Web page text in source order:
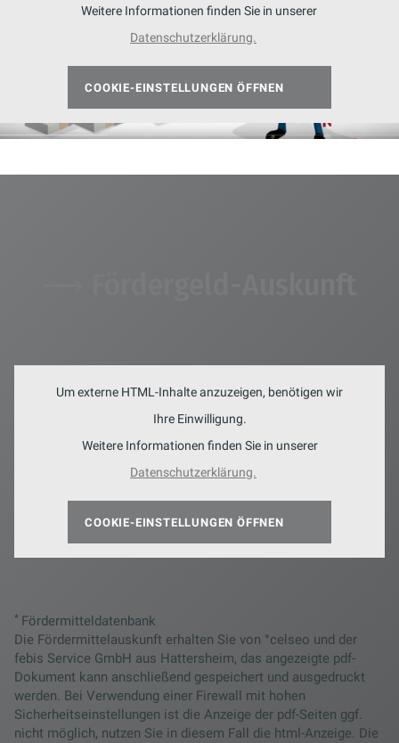
Weitere Informationen finden Sie in unserer
Datenschutzerklärung.
COOKIE-EINSTELLUNGEN ÖFFNEN
Um externe HTML-Inhalte anzuzeigen, benötigen wir
Ihre Einwilligung.
Weitere Informationen finden Sie in unserer
Datenschutzerklärung.
COOKIE-EINSTELLUNGEN ÖFFNEN
* Fördermitteldatenbank
Die Fördermittelauskunft erhalten Sie von °celseo und der
febis Service GmbH aus Hattersheim, das angezeigte pdf-
Dokument kann anschließend gespeichert und ausgedruckt
werden. Bei Verwendung einer Firewall mit hohen
Sicherheitseinstellungen ist die Anzeige der pdf-Seiten ggf.
nicht möglich, nutzen Sie in diesem Fall die html-Anzeige. Die